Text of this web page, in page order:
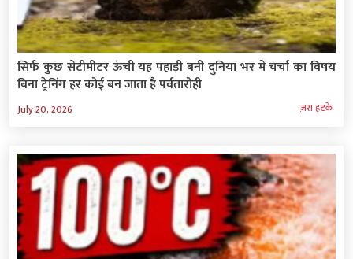
सिर्फ कुछ सेंटीमीटर ऊंची यह पहाड़ी बनी दुनिया भर में चर्चा का विषय
बिना ट्रेनिंग हर कोई बन जाता है पर्वतारोही
July 20, 2026 ज़रा हटके